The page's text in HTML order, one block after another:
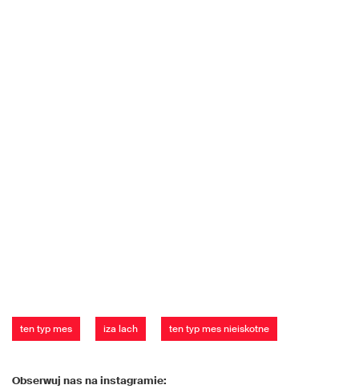
ten typ mes iza lach ten typ mes nieiskotne
Obserwuj nas na instagramie: